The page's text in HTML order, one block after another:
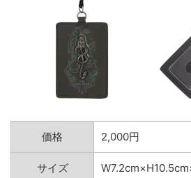
価格 2,000円
サイズ